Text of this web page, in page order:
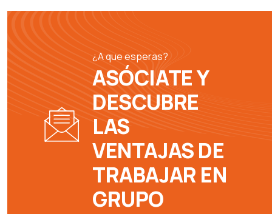
¿A que esperas?
ASÓCIATE Y
DESCUBRE
LAS
VENTAJAS DE
TRABAJAR EN
GRUPO